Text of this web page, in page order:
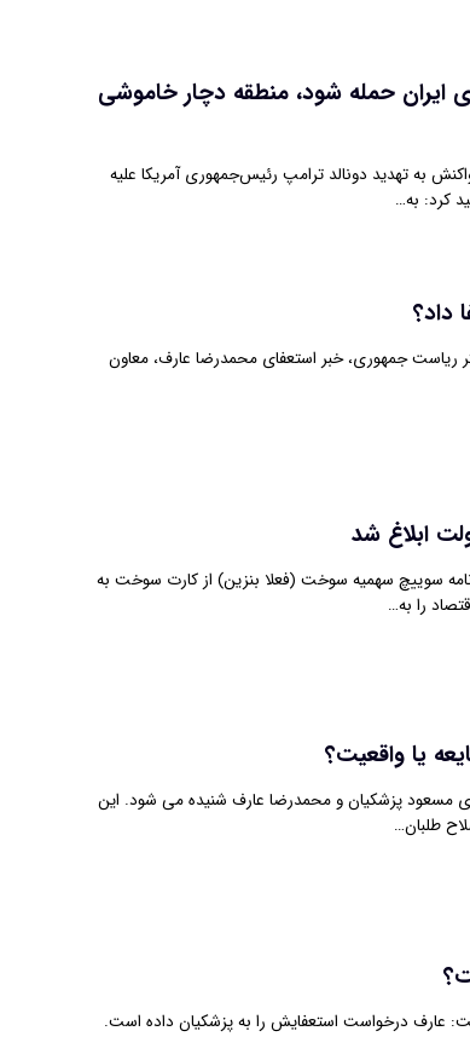
ایران حمله شود، منطقه دچار خاموشی
به تهدید دونالد ترامپ رئیس‌جمهوری آمریکا علیه
کرد: به…
داد؟
ریاست جمهوری، خبر استعفای محمدرضا عارف، معاون
ابلاغ شد
سوییچ سهمیه سوخت (فعلا بنزین) از کارت سوخت به
را به…
یا واقعیت؟
مسعود پزشکیان و محمدرضا عارف شنیده می شود. این
طلبان…
عارف درخواست استعفایش را به پزشکیان داده است.